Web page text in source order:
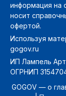
информация на
носит
офертой.
Используя
gogov.ru
ИП Лампель
ОГРНИП
GOGOV — о